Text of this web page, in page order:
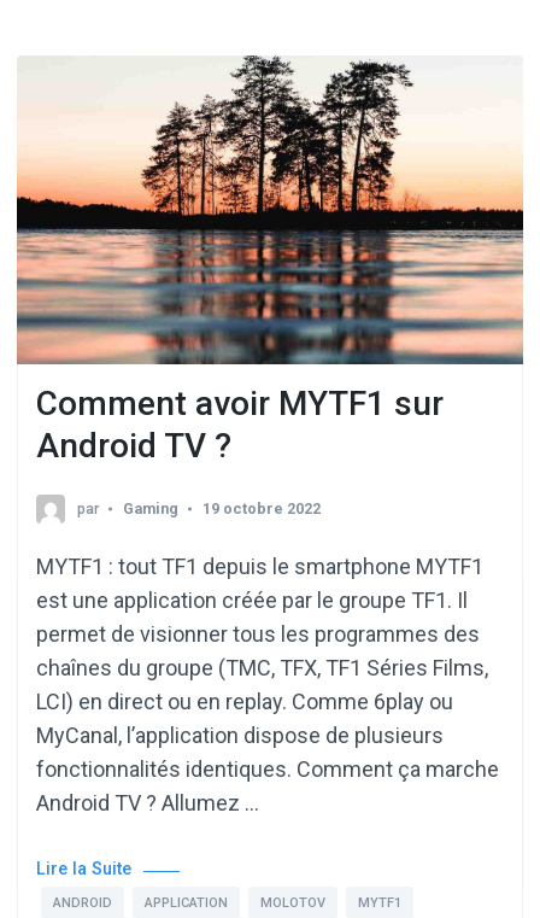
Comment avoir MYTF1 sur
Android TV ?
par Gaming 19 octobre 2022
MYTF1 : tout TF1 depuis le smartphone MYTF1
est une application créée par le groupe TF1. Il
permet de visionner tous les programmes des
chaînes du groupe (TMC, TFX, TF1 Séries Films,
LCI) en direct ou en replay. Comme 6play ou
MyCanal, l’application dispose de plusieurs
fonctionnalités identiques. Comment ça marche
Android TV ? Allumez …
Lire la Suite
ANDROID APPLICATION MOLOTOV MYTF1